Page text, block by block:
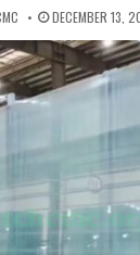
DECEMBER 13,